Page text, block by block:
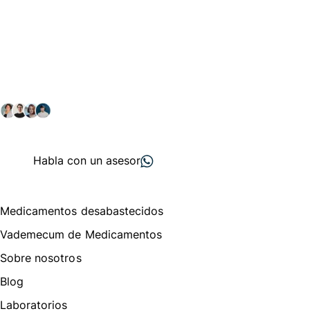
Habla con un asesor
Medicamentos desabastecidos
Vademecum de Medicamentos
Sobre nosotros
Blog
Laboratorios